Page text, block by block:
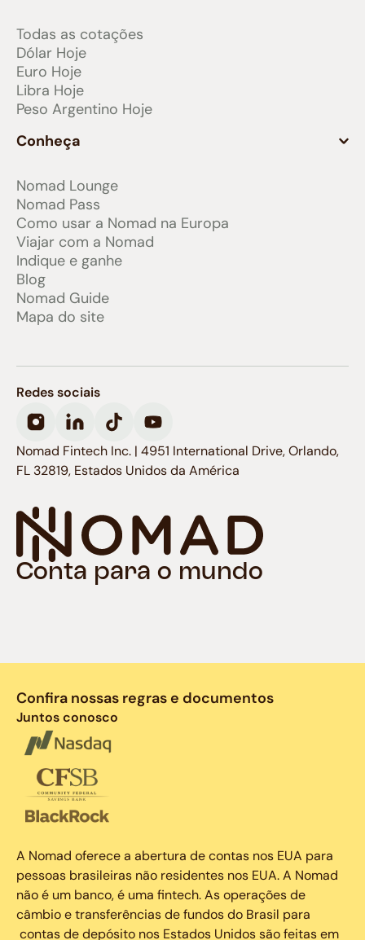
Todas as cotações
Dólar Hoje
Euro Hoje
Libra Hoje
Peso Argentino Hoje
Conheça
Nomad Lounge
Nomad Pass
Como usar a Nomad na Europa
Viajar com a Nomad
Indique e ganhe
Blog
Nomad Guide
Mapa do site
Conta para o mundo
Redes sociais
Nomad Fintech Inc. | 4951 International Drive, Orlando,
FL 32819, Estados Unidos da América
Confira nossas regras e documentos
Juntos conosco
A Nomad oferece a abertura de contas nos EUA para
pessoas brasileiras não residentes nos EUA. A Nomad
não é um banco, é uma fintech. As operações de
câmbio e transferências de fundos do Brasil para
contas de depósito nos Estados Unidos são feitas em